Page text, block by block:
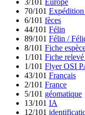
3/101 Europe
70/101
6/101 fèces
44/101 Félin
89/101 Félin /
8/101 Fiche
1/101 Fiche
1/101 Flyer OSI
43/101 Français
2/101 France
5/101 géomatique
13/101 IA
12/101